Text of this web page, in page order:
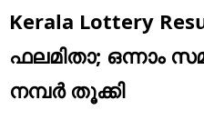
Business
Education
Kerala Lottery
ഫലമിതാ; ഒന്നാം
നമ്പര്‍ തൂക്കി